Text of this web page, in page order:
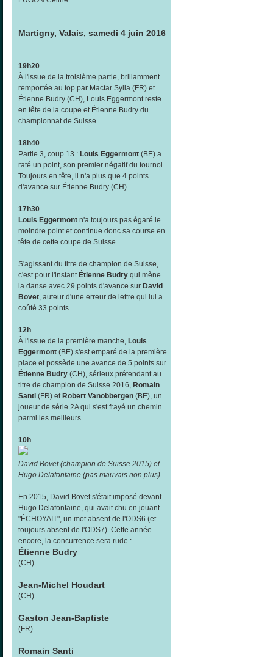
Martigny, Valais, samedi 4 juin 2016
19h20
À l'issue de la troisième partie, brillamment
remportée au top par Mactar Sylla (FR) et
Étienne Budry (CH), Louis Eggermont reste
en tête de la coupe et Étienne Budry du
championnat de Suisse.
18h40
Partie 3, coup 13 : Louis Eggermont (BE) a
raté un point, son premier négatif du tournoi.
Toujours en tête, il n'a plus que 4 points
d'avance sur Étienne Budry (CH).
17h30
Louis Eggermont n'a toujours pas égaré le
moindre point et continue donc sa course en
tête de cette coupe de Suisse.
S'agissant du titre de champion de Suisse,
c'est pour l'instant Étienne Budry qui mène
la danse avec 29 points d'avance sur David
Bovet, auteur d'une erreur de lettre qui lui a
coûté 33 points.
12h
À l'issue de la première manche, Louis
Eggermont (BE) s'est emparé de la première
place et possède une avance de 5 points sur
Étienne Budry (CH), sérieux prétendant au
titre de champion de Suisse 2016, Romain
Santi (FR) et Robert Vanobbergen (BE), un
joueur de série 2A qui s'est frayé un chemin
parmi les meilleurs.
10h
David Bovet (champion de Suisse 2015) et
Hugo Delafontaine (pas mauvais non plus)
En 2015, David Bovet s'était imposé devant
Hugo Delafontaine, qui avait chu en jouant
"ÉCHOYAIT", un mot absent de l'ODS6 (et
toujours absent de l'ODS7). Cette année
encore, la concurrence sera rude :
Étienne Budry
(CH)
Jean-Michel Houdart
(CH)
Gaston Jean-Baptiste
(FR)
Romain Santi